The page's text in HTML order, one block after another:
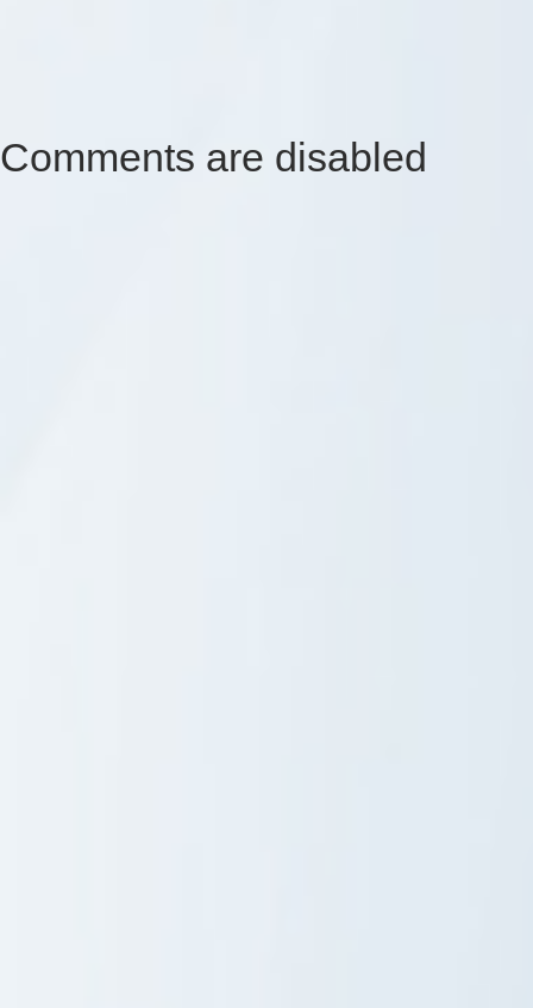
Comments are disabled